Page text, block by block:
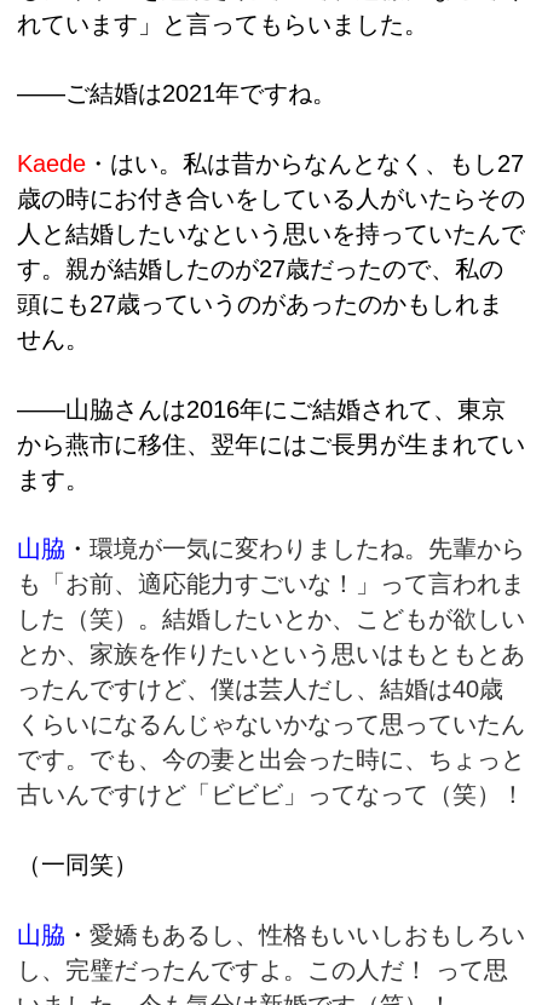
れています」と言ってもらいました。
――ご結婚は2021年ですね。
Kaede ・はい。私は昔からなんとなく、もし27
歳の時にお付き合いをしている人がいたらその
人と結婚したいなという思いを持っていたんで
す。親が結婚したのが27歳だったので、私の
頭にも27歳っていうのがあったのかもしれま
せん。
――山脇さんは2016年にご結婚されて、東京
から燕市に移住、翌年にはご長男が生まれてい
ます。
山脇 ・ 環境が一気に変わりましたね。先輩から
も「お前、適応能力すごいな！」って言われま
した（笑）。結婚したいとか、こどもが欲しい
とか、家族を作りたいという思いはもともとあ
ったんですけど、僕は芸人だし、結婚は40歳
くらいになるんじゃないかなって思っていたん
です。でも、今の妻と出会った時に、ちょっと
古いんですけど「ビビビ」ってなって（笑）！
（一同笑）
山脇 ・ 愛嬌もあるし、性格もいいしおもしろい
し、完璧だったんですよ。この人だ！ って思